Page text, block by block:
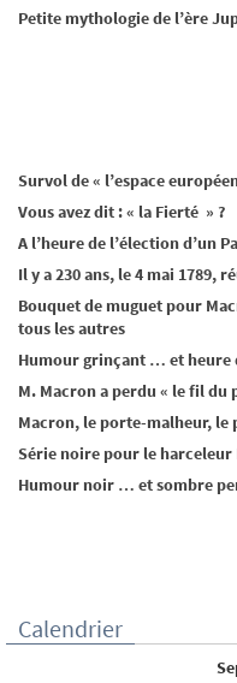
Petite mythologie de l’ère
Survol de « l’espace
Vous avez dit : « la Fierté » ?
A l’heure de l’élection d’un
Il y a 230 ans, le 4 mai 1789,
Bouquet de muguet pour
tous les autres
Humour grinçant … et heure
M. Macron a perdu « le fil du
Macron, le porte-malheur,
Série noire pour le harceleur
Humour noir … et sombre
Calendrier